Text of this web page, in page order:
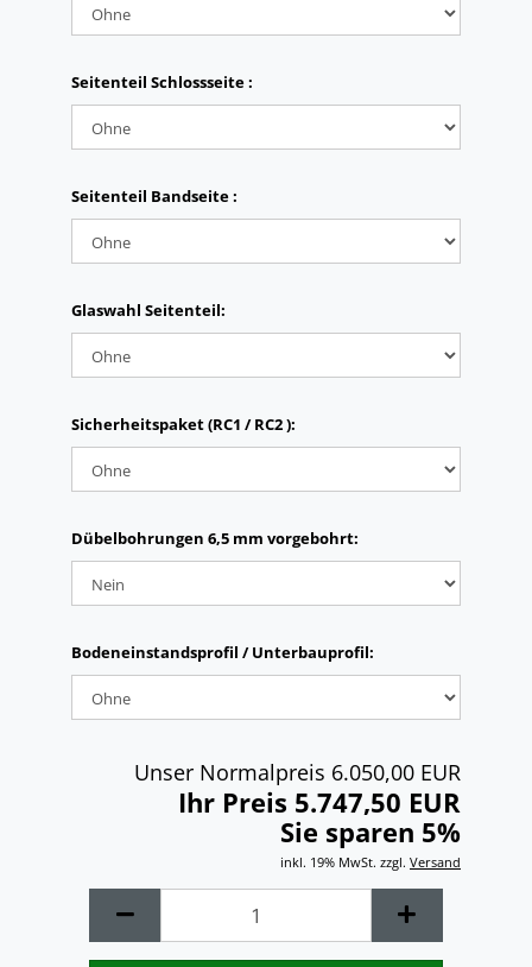
Seitenteil Schlossseite :
Seitenteil Bandseite :
Glaswahl Seitenteil:
Sicherheitspaket (RC1 / RC2 ):
Dübelbohrungen 6,5 mm vorgebohrt:
Bodeneinstandsprofil / Unterbauprofil:
Unser Normalpreis 6.050,00 EUR
Ihr Preis 5.747,50 EUR
Sie sparen 5%
inkl. 19% MwSt. zzgl. Versand